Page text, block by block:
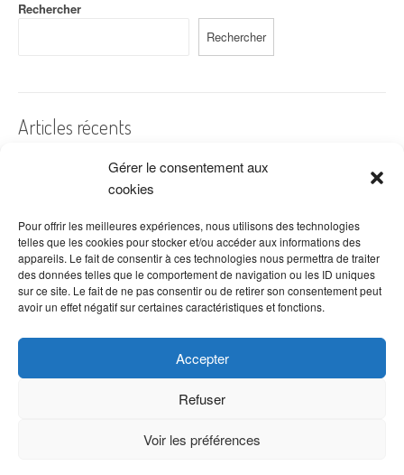
Gérer le consentement aux
cookies
Pour offrir les meilleures expériences, nous utilisons des technologies
telles que les cookies pour stocker et/ou accéder aux informations des
appareils. Le fait de consentir à ces technologies nous permettra de traiter
des données telles que le comportement de navigation ou les ID uniques
sur ce site. Le fait de ne pas consentir ou de retirer son consentement peut
avoir un effet négatif sur certaines caractéristiques et fonctions.
Accepter
Refuser
Voir les préférences
Rechercher
Rechercher
Articles récents
A quelles dates de l’année offre-t-on des fleurs ?
Les fleurs préférées des Français
Combien de fois arroser un cactus ?
Quelles fleurs offrir pour la fête des mères ?
Idées de décoration avec fleurs séchées